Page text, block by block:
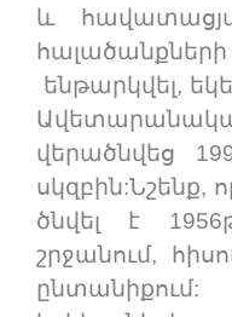
և
ենթարկվել,
վերածնվեց
սկզբին:Նշենք,
ծնվել է
շրջանում,